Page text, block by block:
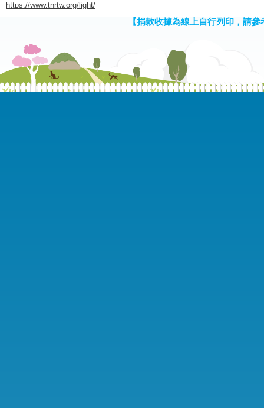
https://www.tnrtw.org/light/
【捐款收據為線上自行列印，請參